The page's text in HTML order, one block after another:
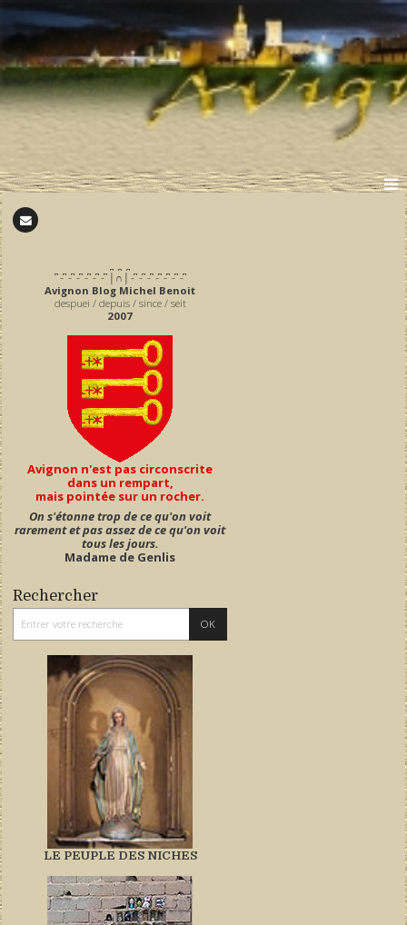
͆ ̵ ͆ ̵ ͆ ̵ ͆ ̵ ͆ ̵ ͆ ̵ ͆ │∩│ ̵ ͆ ̵ ͆ ̵ ͆ ̵ ͆ ̵ ͆ ̵ ͆ ̵ ͆
Avignon Blog Michel Benoit
despuei / depuis / since / seit
2007
Avignon n'est pas circonscrite
dans un rempart,
mais pointée sur un rocher.
On s'étonne trop de ce qu'on voit
rarement et pas assez de ce qu'on voit
tous les jours.
Madame de Genlis
Rechercher
LE PEUPLE DES NICHES